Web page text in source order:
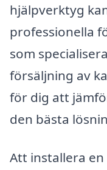
hjälpverktyg
professionella
som
försäljning av
för dig att
den bästa
Att installera